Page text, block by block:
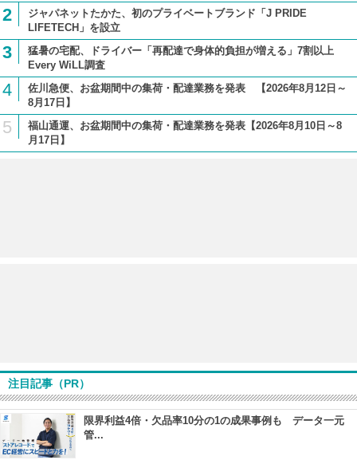
2
ジャパネットたかた、初のプライベートブランド「J PRIDE
LIFETECH」を設立
3
猛暑の宅配、ドライバー「再配達で身体的負担が増える」7割以上
Every WiLL調査
4
佐川急便、お盆期間中の集荷・配達業務を発表 【2026年8月12日～
8月17日】
5
福山通運、お盆期間中の集荷・配達業務を発表【2026年8月10日～8
月17日】
注目記事（PR）
限界利益4倍・欠品率10分の1の成果事例も データ一元
管...